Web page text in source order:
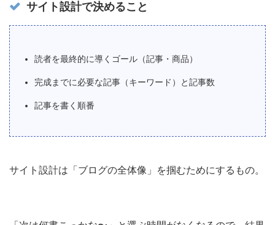
サイト設計で決めること
読者を最終的に導くゴール（記事・商品）
完成までに必要な記事（キーワード）と記事数
記事を書く順番
サイト設計は「ブログの全体像」を掴むためにするもの。